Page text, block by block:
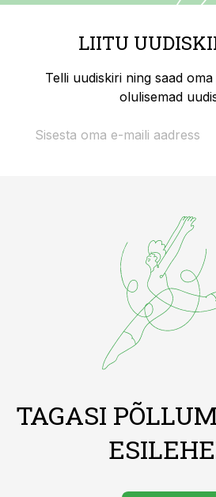
LIITU
Telli uudiskiri ning saad
olulisemad
TAGASI